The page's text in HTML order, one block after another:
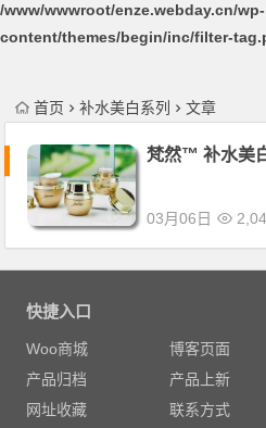
/www/wwwroot/enze.webday.cn/wp-
content/themes/begin/inc/filter-
首页 补水美白系列 文章
梵然™ 补水美
03月06日
快捷入口
Woo商城 博客页面
产品归档
产品上新
网址收藏
联系方式